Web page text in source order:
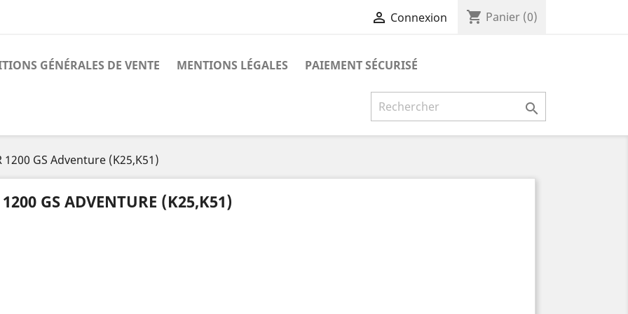
 Connexion shopping_cart Panier (0)
GÉNÉRALES DE VENTE MENTIONS LÉGALES PAIEMENT SÉCURISÉ

1200 GS Adventure (K25,K51)
GS ADVENTURE (K25,K51)